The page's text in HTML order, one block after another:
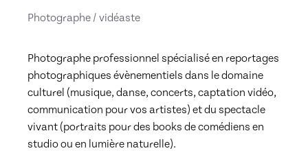
Photographe / vidéaste
Photographe professionnel spécialisé en reportages
photographiques évènementiels dans le domaine
culturel (musique, danse, concerts, captation vidéo,
communication pour vos artistes) et du spectacle
vivant (portraits pour des books de comédiens en
studio ou en lumière naturelle).